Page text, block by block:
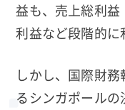
益も、売上総利
利益など段階的に
しかし、国際財
るシンガポール